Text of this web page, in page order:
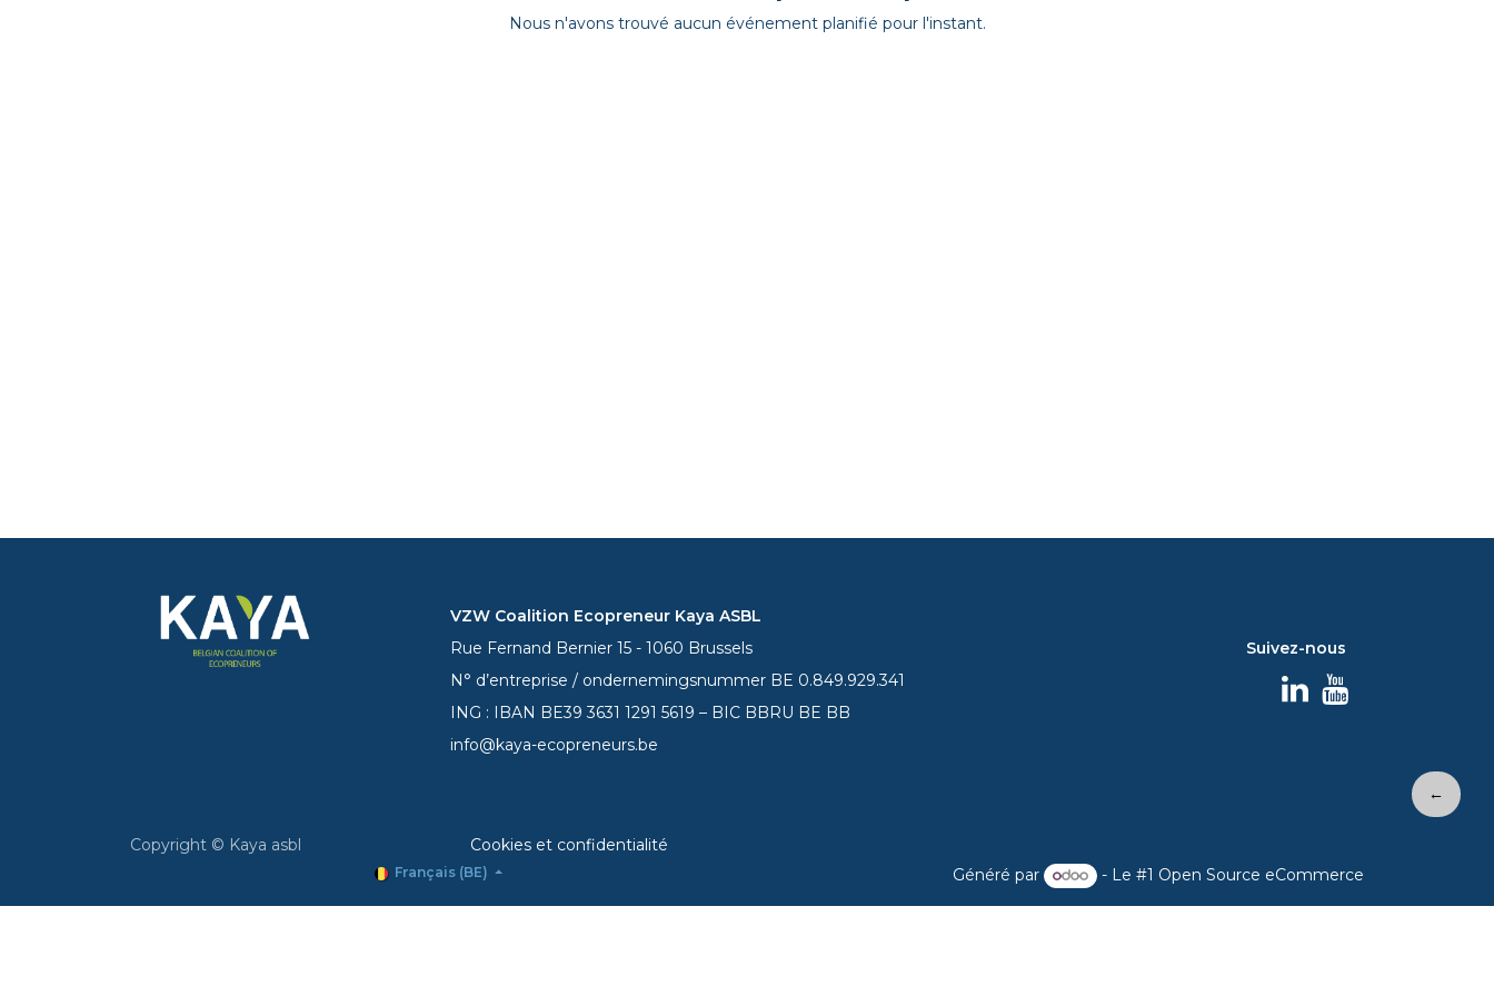
Nous n'avons trouvé aucun événement planifié pour l'instant.
Suivez-nous
←
VZW Coalition Ecopreneur Kaya ASBL
Rue Fernand Bernier 15 - 1060 Brussels
N° d’entreprise / ondernemingsnummer BE 0.849.929.341
ING : IBAN BE393631 1291 5619 – BIC BBRU BE BB
info@kaya-ecopreneurs.be
Copyright © Kaya asbl Cookies et confidentialité
Français (BE) Généré par - Le #1 Open Source eCommerce